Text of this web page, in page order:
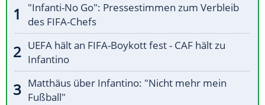
"Infanti-No Go": Pressestimmen zum Verbleib
des FIFA-Chefs
UEFA hält an FIFA-Boykott fest - CAF hält zu
Infantino
Matthäus über Infantino: "Nicht mehr mein
Fußball"